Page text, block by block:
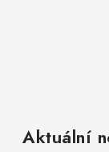
Aktuální